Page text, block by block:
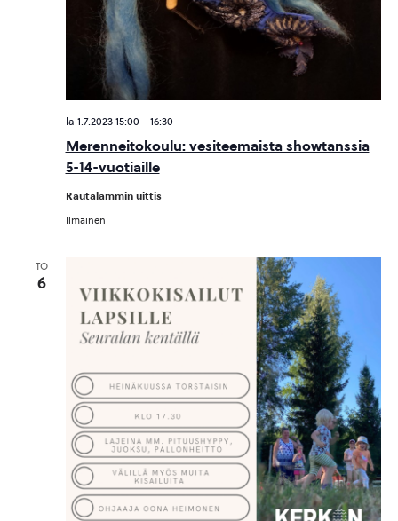
Merenneitokoulu: vesiteemaista showtanssia
5-14-vuotiaille
la 1.7.2023 15:00 - 16:30
Rautalammin uittis
Ilmainen
TO
6